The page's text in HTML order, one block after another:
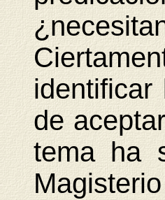
de
tema ha